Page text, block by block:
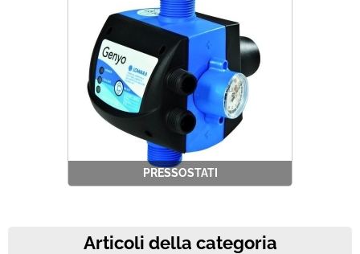
PRESSOSTATI
Articoli della categoria